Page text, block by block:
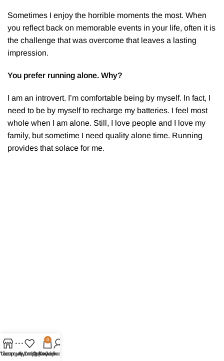
Sometimes I enjoy the horrible moments the most. When
you reflect back on memorable events in your life, often it is
the challenge that was overcome that leaves a lasting
impression.
You prefer running alone. Why?
I am an introvert. I’m comfortable being by myself. In fact, I
need to be by myself to recharge my batteries. I feel most
whole when I am alone. Still, I love people and I love my
family, but sometime I need quality alone time. Running
provides that solace for me.
Στήλη
Αγαπημένα
0
Καλάθι
Ο λογαριασμός μου